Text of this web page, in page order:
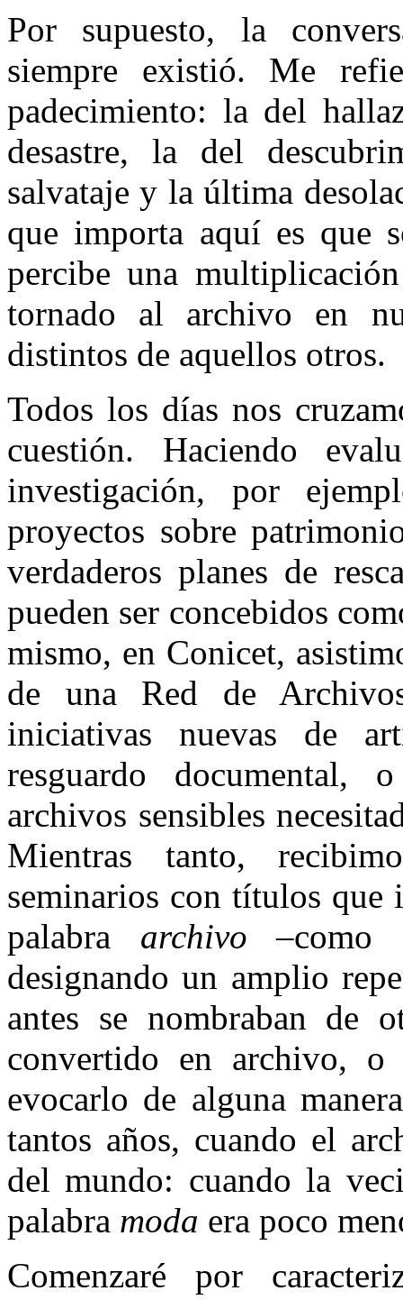
Por supuesto, la
siempre existió. Me
padecimiento: la del
desastre, la del
salvataje y la última
que importa aquí es que
percibe una
tornado al archivo en
distintos de aquellos otros.
Todos los días nos
cuestión. Haciendo
investigación, por
proyectos sobre
verdaderos planes de
pueden ser concebidos
mismo, en Conicet,
de una Red de
iniciativas nuevas de
resguardo documental,
archivos sensibles
Mientras tanto,
seminarios con títulos que
palabra archivo –como
designando un amplio
antes se nombraban de
convertido en archivo,
evocarlo de alguna
tantos años, cuando el
del mundo: cuando la
palabra moda era poco
Comenzaré por